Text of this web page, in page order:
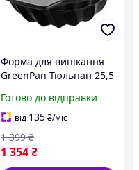
Форма для випікання
GreenPan Тюльпан 25,5
покриттям (CC007774-
001) (g624814)
Готово до відправки
від 135₴/міс
1 354₴
1 399 ₴